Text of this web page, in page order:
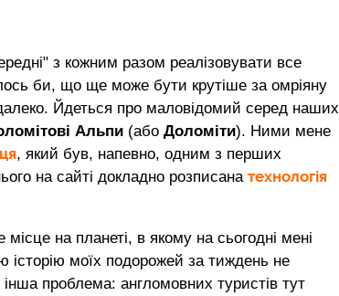
з кожним разом реалізовувати все
би, що ще може бути крутіше за омріяну
Йдеться про маловідомий серед наших
Альпи (або Доломіти). Ними мене
, який був, напевно, одним з перших
на сайті докладно розписана технологія
на планеті, в якому на сьогодні мені
моїх подорожей за тиждень не
проблема: англомовних туристів тут